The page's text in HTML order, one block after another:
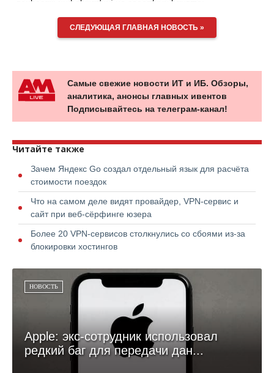
СЛЕДУЮЩАЯ ГЛАВНАЯ НОВОСТЬ »
Самые свежие новости ИТ и ИБ. Обзоры,
аналитика, анонсы главных ивентов
Подписывайтесь на телеграм-канал!
Читайте также
Зачем Яндекс Go создал отдельный язык для расчёта
стоимости поездок
Что на самом деле видят провайдер, VPN-сервис и
сайт при веб-сёрфинге юзера
Более 20 VPN-сервисов столкнулись со сбоями из-за
блокировки хостингов
НОВОСТЬ
Apple: экс-сотрудник использовал
редкий баг для передачи дан...